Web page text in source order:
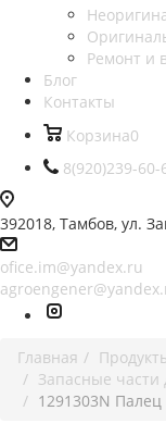
Ремонт и
Блог
Контакты
Корзина0
8(920)239-60-
392018, Тамбов, ул.
ofice.im@yandex.ru
Главная
Запасные части
1291303N Палец